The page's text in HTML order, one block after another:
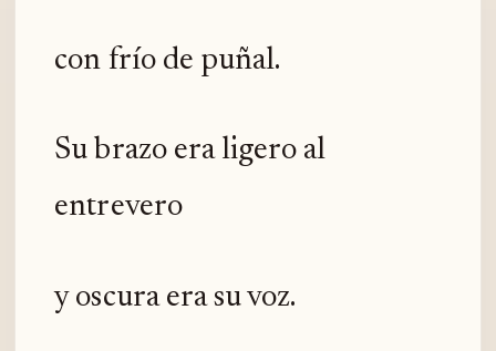
con frío de puñal.
Su brazo era ligero al
entrevero
y oscura era su voz.